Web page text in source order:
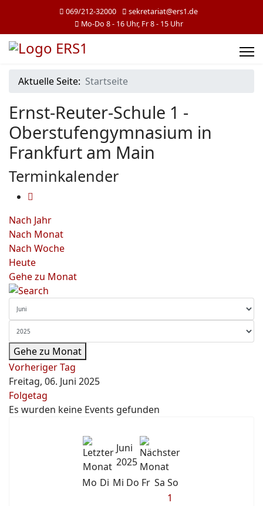
069/212-32000
sekretariat@ers1.de
Mo-Do 8 - 16 Uhr, Fr 8 - 15 Uhr
Aktuelle Seite: Startseite
Ernst-Reuter-Schule 1 -
Oberstufengymnasium in
Frankfurt am Main
Terminkalender
Nach Jahr
Nach Monat
Nach Woche
Heute
Gehe zu Monat
Gehe zu Monat
Vorheriger Tag
Freitag, 06. Juni 2025
Folgetag
Es wurden keine Events gefunden
Juni
2025
Mo Di Mi Do Fr Sa So
1